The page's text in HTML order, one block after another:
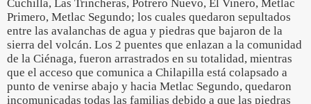
Cuchilla, Las Trincheras, Potrero Nuevo, El Vinero, Metlac
Primero, Metlac Segundo; los cuales quedaron sepultados
entre las avalanchas de agua y piedras que bajaron de la
sierra del volcán. Los 2 puentes que enlazan a la comunidad
de la Ciénaga, fueron arrastrados en su totalidad, mientras
que el acceso que comunica a Chilapilla está colapsado a
punto de venirse abajo y hacia Metlac Segundo, quedaron
incomunicadas todas las familias debido a que las piedras